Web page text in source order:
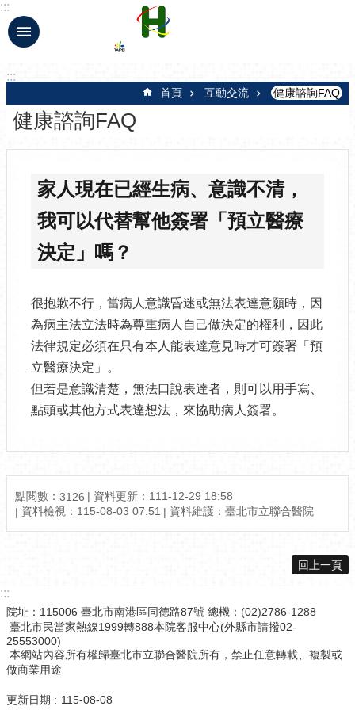
跳到主要內容區塊
:::
:::
首頁 互動交流 健康諮詢FAQ
健康諮詢FAQ
家人現在已經生病、意識不清，
我可以代替幫他簽署「預立醫療
決定」嗎？
很抱歉不行，當病人意識昏迷或無法表達意願時，因
為病主法立法時為尊重病人自己做決定的權利，因此
法律規定必須在只有本人能表達意見時才可簽署「預
立醫療決定」。
但若是意識清楚，無法口說表達者，則可以用手寫、
點頭或其他方式表達想法，來協助病人簽署。
點閱數： 3126
資料更新：111-12-29 18:58
資料檢視：115-08-03 07:51
資料維護：臺北市立聯合醫院
回上一頁
:::
院址：115006 臺北市南港區同德路87號 總機：(02)2786-1288
臺北市民當家熱線1999轉888本院客服中心(外縣市請撥02-
25553000)
本網站內容所有權歸臺北市立聯合醫院所有，禁止任意轉載、複製或
做商業用途
更新日期 115-08-08